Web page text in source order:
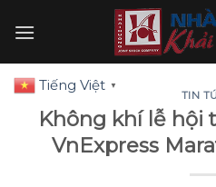
TIN
Không khí lễ hội
VnExpress
Tiếng Việt ▼